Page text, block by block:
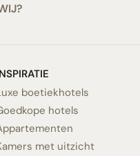
boetiekhotels
hotels
met uitzicht